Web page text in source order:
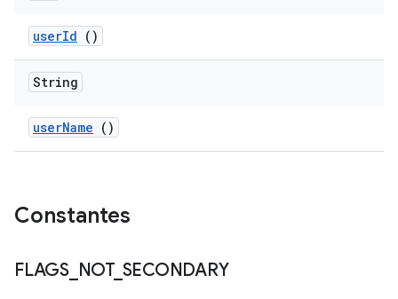
userId ()
String
userName ()
Constantes
FLAGS_ NOT_ SECONDARY